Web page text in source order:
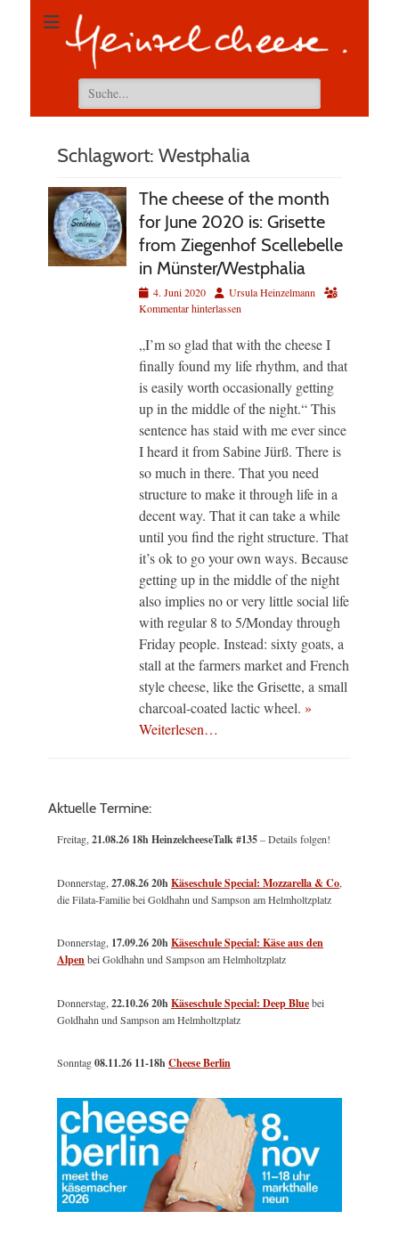
Suchen
nach:
Schlagwort: Westphalia
The cheese of the month
for June 2020 is: Grisette
from Ziegenhof Scellebelle
in Münster/Westphalia
Veröffentlicht
am
4. Juni 2020 AutorUrsula Heinzelmann
Kommentar hinterlassen
„I’m so glad that with the cheese I
finally found my life rhythm, and that
is easily worth occasionally getting
up in the middle of the night.“ This
sentence has staid with me ever since
I heard it from Sabine Jürß. There is
so much in there. That you need
structure to make it through life in a
decent way. That it can take a while
until you find the right structure. That
it’s ok to go your own ways. Because
getting up in the middle of the night
also implies no or very little social life
with regular 8 to 5/Monday through
Friday people. Instead: sixty goats, a
stall at the farmers market and French
style cheese, like the Grisette, a small
charcoal-coated lactic wheel. »
Weiterlesen…
Aktuelle Termine:
Freitag,21.08.26 18h HeinzelcheeseTalk #135– Details folgen!
Donnerstag,27.08.26 20hKäseschule Special: Mozzarella & Co,
die Filata-Familie bei Goldhahn und Sampson am Helmholtzplatz
Donnerstag, 17.09.26 20hKäseschule Special: Käse aus den
Alpenbei Goldhahn und Sampson am Helmholtzplatz
Donnerstag,22.10.26 20hKäseschule Special: Deep Bluebei
Goldhahn und Sampson am Helmholtzplatz
Sonntag08.11.26 11-18hCheese Berlin